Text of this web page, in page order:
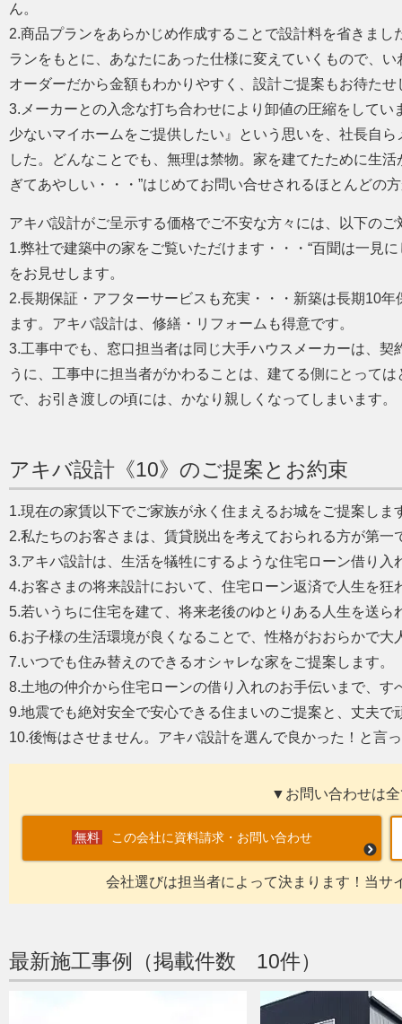
ん。
2.商品プランをあらかじめ作成することで設計料を省きま
ランをもとに、あなたにあった仕様に変えていくもので、
オーダーだから金額もわかりやすく、設計ご提案もお待た
3.メーカーとの入念な打ち合わせにより卸値の圧縮をして
少ないマイホームをご提供したい』という思いを、社長自
した。どんなことでも、無理は禁物。家を建てたために生
ぎてあやしい・・・”はじめてお問い合せされるほとんどの
アキバ設計がご呈示する価格でご不安な方々には、以下の
1.弊社で建築中の家をご覧いただけます・・・“百聞は一見
をお見せします。
2.長期保証・アフターサービスも充実・・・新築は長期10
ます。アキバ設計は、修繕・リフォームも得意です。
3.工事中でも、窓口担当者は同じ大手ハウスメーカーは、
うに、工事中に担当者がかわることは、建てる側にとって
で、お引き渡しの頃には、かなり親しくなってしまいます。
アキバ設計《10》のご提案とお約束
1.現在の家賃以下でご家族が永く住まえるお城をご提案しま
2.私たちのお客さまは、賃貸脱出を考えておられる方が第一
3.アキバ設計は、生活を犠牲にするような住宅ローン借り入
4.お客さまの将来設計において、住宅ローン返済で人生を狂
5.若いうちに住宅を建て、将来老後のゆとりある人生を送ら
6.お子様の生活環境が良くなることで、性格がおおらかで
7.いつでも住み替えのできるオシャレな家をご提案します。
8.土地の仲介から住宅ローンの借り入れのお手伝いまで、す
9.地震でも絶対安全で安心できる住まいのご提案と、丈夫で
10.後悔はさせません。アキバ設計を選んで良かった！と言
▼お問い合わせは
この会社に資料請求・お問い合わせ
会社選びは担当者によって決まります！当サ
最新施工事例（掲載件数 10件）